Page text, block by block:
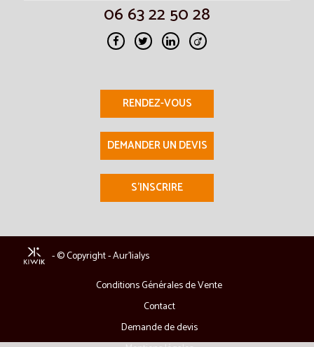
06 63 22 50 28
RENDEZ-VOUS
DEMANDER UN DEVIS
S'INSCRIRE
- © Copyright - Aur'lialys
Conditions Générales de Vente
Contact
Demande de devis